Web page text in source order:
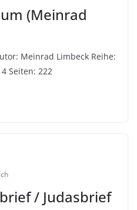
(Meinrad
Meinrad Limbeck Reihe:
Seiten: 222
/ Judasbrief